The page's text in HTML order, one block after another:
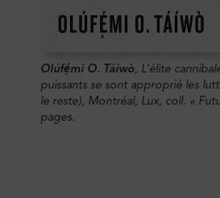
Olúfẹ́mi O. Táíwò, L’élite
puissants se sont approprié les
le reste), Montréal, Lux, coll. «
pages.